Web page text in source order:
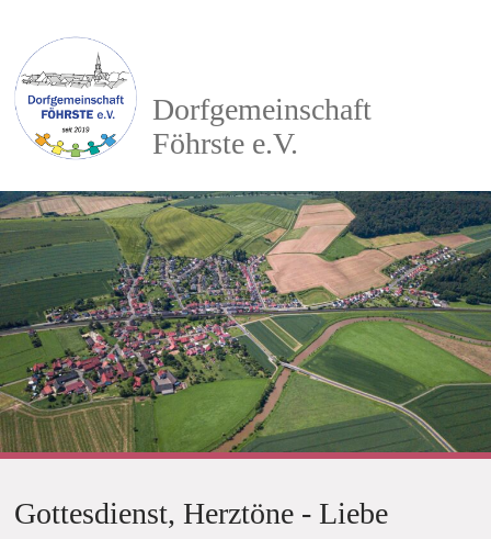
Dorfgemeinschaft
Föhrste e.V.
Gottesdienst, Herztöne - Liebe